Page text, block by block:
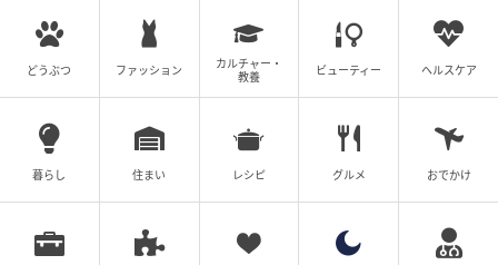
資産税・保険・修繕費を含めて初めて実態が見える
将来の支出増を必ず織り込む：教育費・車・老後資
金は確実に増える
「貯金できるか」で判断する：生活資金を残せるか
が重要
住宅購入はゴールではなく、スタートです。毎月払え
話です。
どうぶつ ファッション
カルチャー・
教養
ビューティー ヘルスケア
暮らし 住まい レシピ グルメ おでかけ